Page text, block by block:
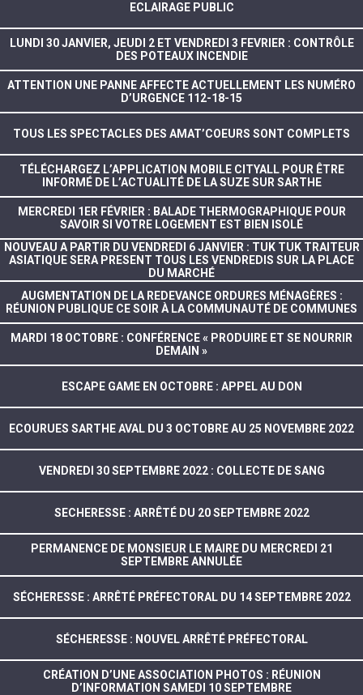
ECLAIRAGE PUBLIC
LUNDI 30 JANVIER, JEUDI 2 ET VENDREDI 3 FEVRIER : CONTRÔLE
DES POTEAUX INCENDIE
ATTENTION UNE PANNE AFFECTE ACTUELLEMENT LES NUMÉRO
D’URGENCE 112-18-15
TOUS LES SPECTACLES DES AMAT’COEURS SONT COMPLETS
TÉLÉCHARGEZ L’APPLICATION MOBILE CITYALL POUR ÊTRE
INFORMÉ DE L’ACTUALITÉ DE LA SUZE SUR SARTHE
MERCREDI 1ER FÉVRIER : BALADE THERMOGRAPHIQUE POUR
SAVOIR SI VOTRE LOGEMENT EST BIEN ISOLÉ
NOUVEAU A PARTIR DU VENDREDI 6 JANVIER : TUK TUK TRAITEUR
ASIATIQUE SERA PRESENT TOUS LES VENDREDIS SUR LA PLACE
DU MARCHÉ
AUGMENTATION DE LA REDEVANCE ORDURES MÉNAGÈRES :
RÉUNION PUBLIQUE CE SOIR À LA COMMUNAUTÉ DE COMMUNES
MARDI 18 OCTOBRE : CONFÉRENCE « PRODUIRE ET SE NOURRIR
DEMAIN »
ESCAPE GAME EN OCTOBRE : APPEL AU DON
ECOURUES SARTHE AVAL DU 3 OCTOBRE AU 25 NOVEMBRE 2022
VENDREDI 30 SEPTEMBRE 2022 : COLLECTE DE SANG
SECHERESSE : ARRÊTÉ DU 20 SEPTEMBRE 2022
PERMANENCE DE MONSIEUR LE MAIRE DU MERCREDI 21
SEPTEMBRE ANNULÉE
SÉCHERESSE : ARRÊTÉ PRÉFECTORAL DU 14 SEPTEMBRE 2022
SÉCHERESSE : NOUVEL ARRÊTÉ PRÉFECTORAL
CRÉATION D’UNE ASSOCIATION PHOTOS : RÉUNION
D’INFORMATION SAMEDI 10 SEPTEMBRE